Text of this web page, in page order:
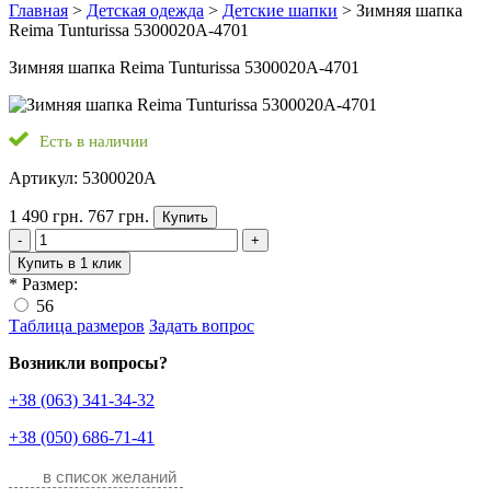
Главная > Детская одежда > Детские шапки > Зимняя шапка
Reima Tunturissa 5300020A-4701
Зимняя шапка Reima Tunturissa 5300020A-4701
Есть в наличии
Артикул: 5300020A
1 490 грн. 767 грн.
Купить
-
+
Купить в 1 клик
* Размер:
56
Таблица размеров Задать вопрос
Возникли вопросы?
+38 (063) 341-34-32
+38 (050) 686-71-41
в список желаний